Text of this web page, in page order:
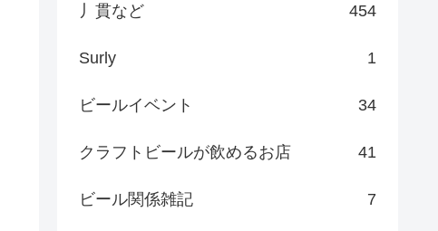
丿貫など 454
Surly 1
ビールイベント 34
クラフトビールが飲めるお店 41
ビール関係雑記 7